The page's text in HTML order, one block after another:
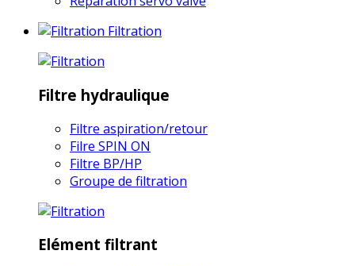
Filtration
Filtre hydraulique
Filtre aspiration/retour
Filre SPIN ON
Filtre BP/HP
Groupe de filtration
Elément filtrant